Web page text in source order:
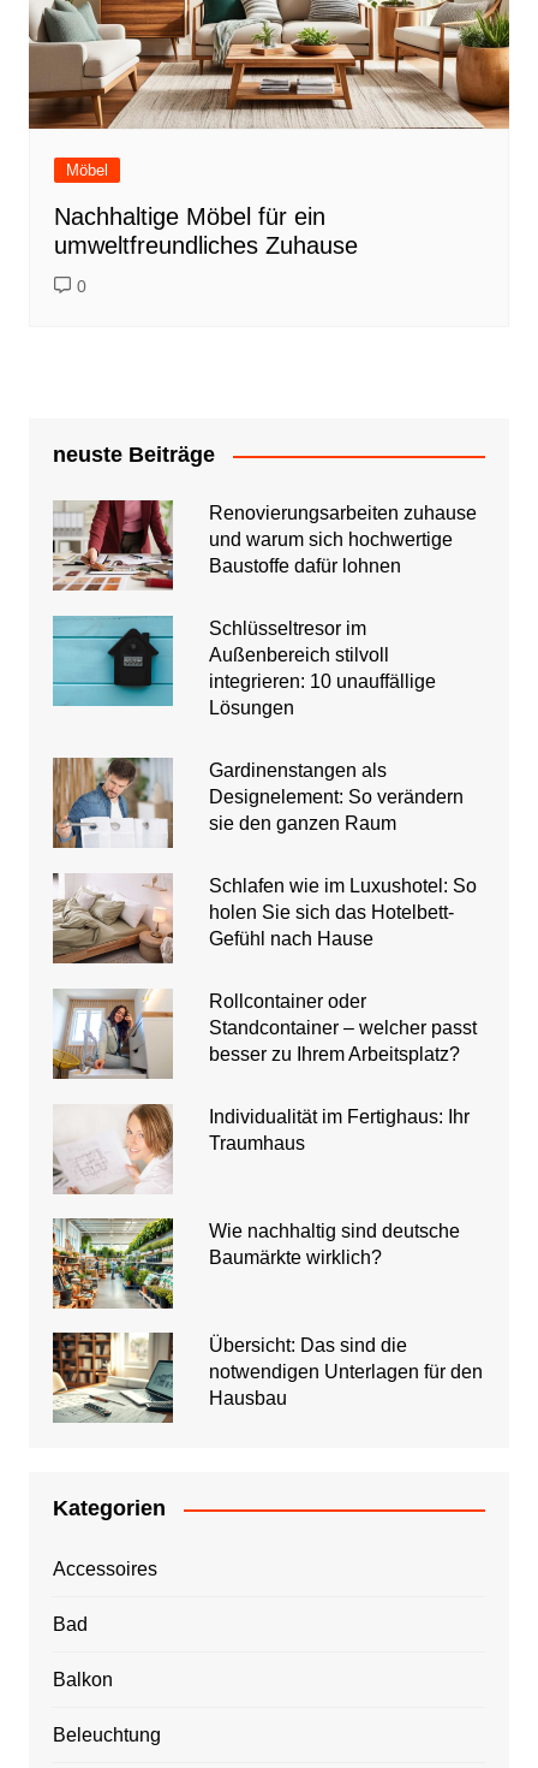
Möbel
Nachhaltige Möbel für ein
umweltfreundliches Zuhause
0
neuste Beiträge
Renovierungsarbeiten zuhause
und warum sich hochwertige
Baustoffe dafür lohnen
Schlüsseltresor im
Außenbereich stilvoll
integrieren: 10 unauffällige
Lösungen
Gardinenstangen als
Designelement: So verändern
sie den ganzen Raum
Schlafen wie im Luxushotel: So
holen Sie sich das Hotelbett-
Gefühl nach Hause
Rollcontainer oder
Standcontainer – welcher passt
besser zu Ihrem Arbeitsplatz?
Individualität im Fertighaus: Ihr
Traumhaus
Wie nachhaltig sind deutsche
Baumärkte wirklich?
Übersicht: Das sind die
notwendigen Unterlagen für den
Hausbau
Kategorien
Accessoires
Bad
Balkon
Beleuchtung